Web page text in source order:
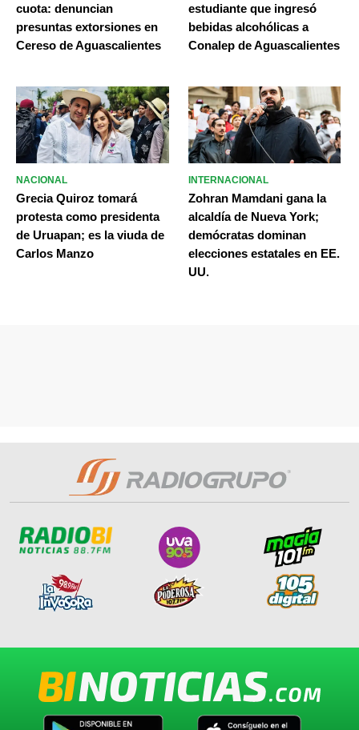
cuota: denuncian
presuntas extorsiones en
Cereso de Aguascalientes
estudiante que ingresó
bebidas alcohólicas a
Conalep de Aguascalientes
NACIONAL
Grecia Quiroz tomará
protesta como presidenta
de Uruapan; es la viuda de
Carlos Manzo
INTERNACIONAL
Zohran Mamdani gana la
alcaldía de Nueva York;
demócratas dominan
elecciones estatales en EE.
UU.